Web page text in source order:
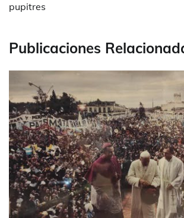
pupitres
Publicaciones